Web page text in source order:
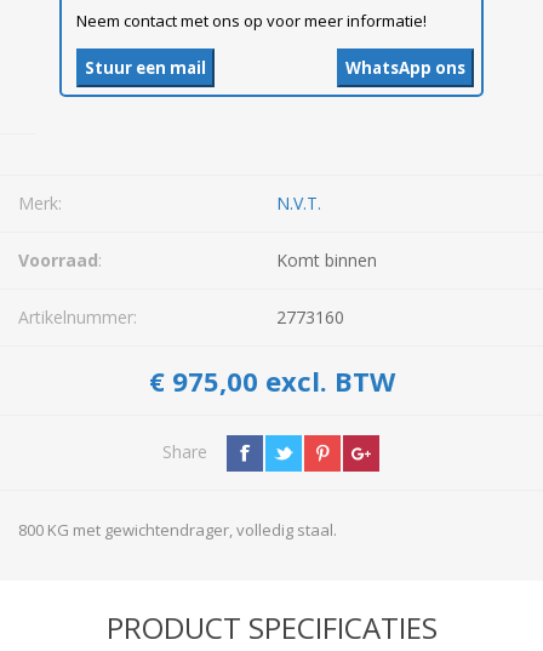
Neem contact met ons op voor meer informatie!
WhatsApp ons
Stuur een mail
Merk: N.V.T.
Voorraad: Komt binnen
Artikelnummer: 2773160
€ 975,00 excl. BTW
Share
800 KG met gewichtendrager, volledig staal.
PRODUCT SPECIFICATIES